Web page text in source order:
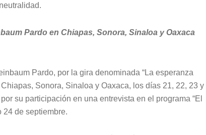
Pardo en Chiapas, Sonora, Sinaloa y Oaxaca
Pardo, por la gira denominada “La esperanza
Sonora, Sinaloa y Oaxaca, los días 21, 22, 23 y
su participación en una entrevista en el programa “El
24 de septiembre.